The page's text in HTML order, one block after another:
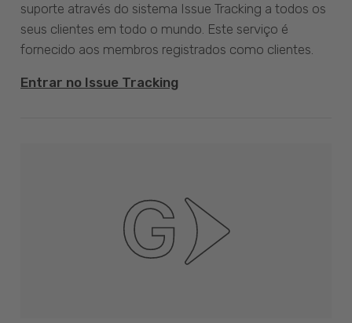
suporte através do sistema Issue Tracking a todos os
seus clientes em todo o mundo. Este serviço é
fornecido aos membros registrados como clientes.
Entrar no Issue Tracking